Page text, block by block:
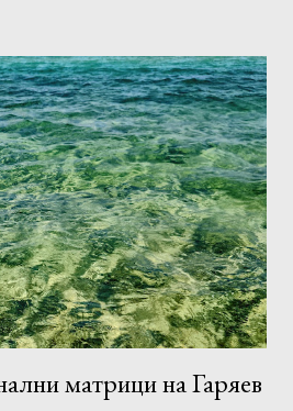
въз основа на усещанията си, ще
чувствате и работят най-
да ги слушате предимно тях.
да е твърде висока. За
след сън, през деня и преди
да възпроизвеждате програми във
Препоръчително е да
да започнете да слушате, е
към програмата, да се отпуснете
без ч...
матрици на Гаряев